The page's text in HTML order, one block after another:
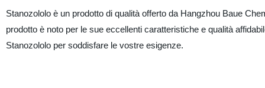
Stanozololo è un prodotto di qualità offerto da Hangzhou Baue
prodotto è noto per le sue eccellenti caratteristiche e qualità
Stanozololo per soddisfare le vostre esigenze.